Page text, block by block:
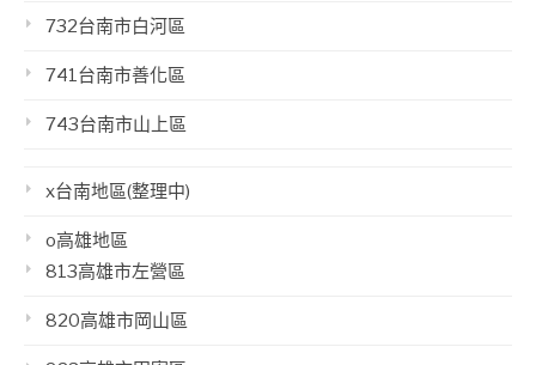
732台南市白河區
741台南市善化區
743台南市山上區
x台南地區(整理中)
o高雄地區
813高雄市左營區
820高雄市岡山區